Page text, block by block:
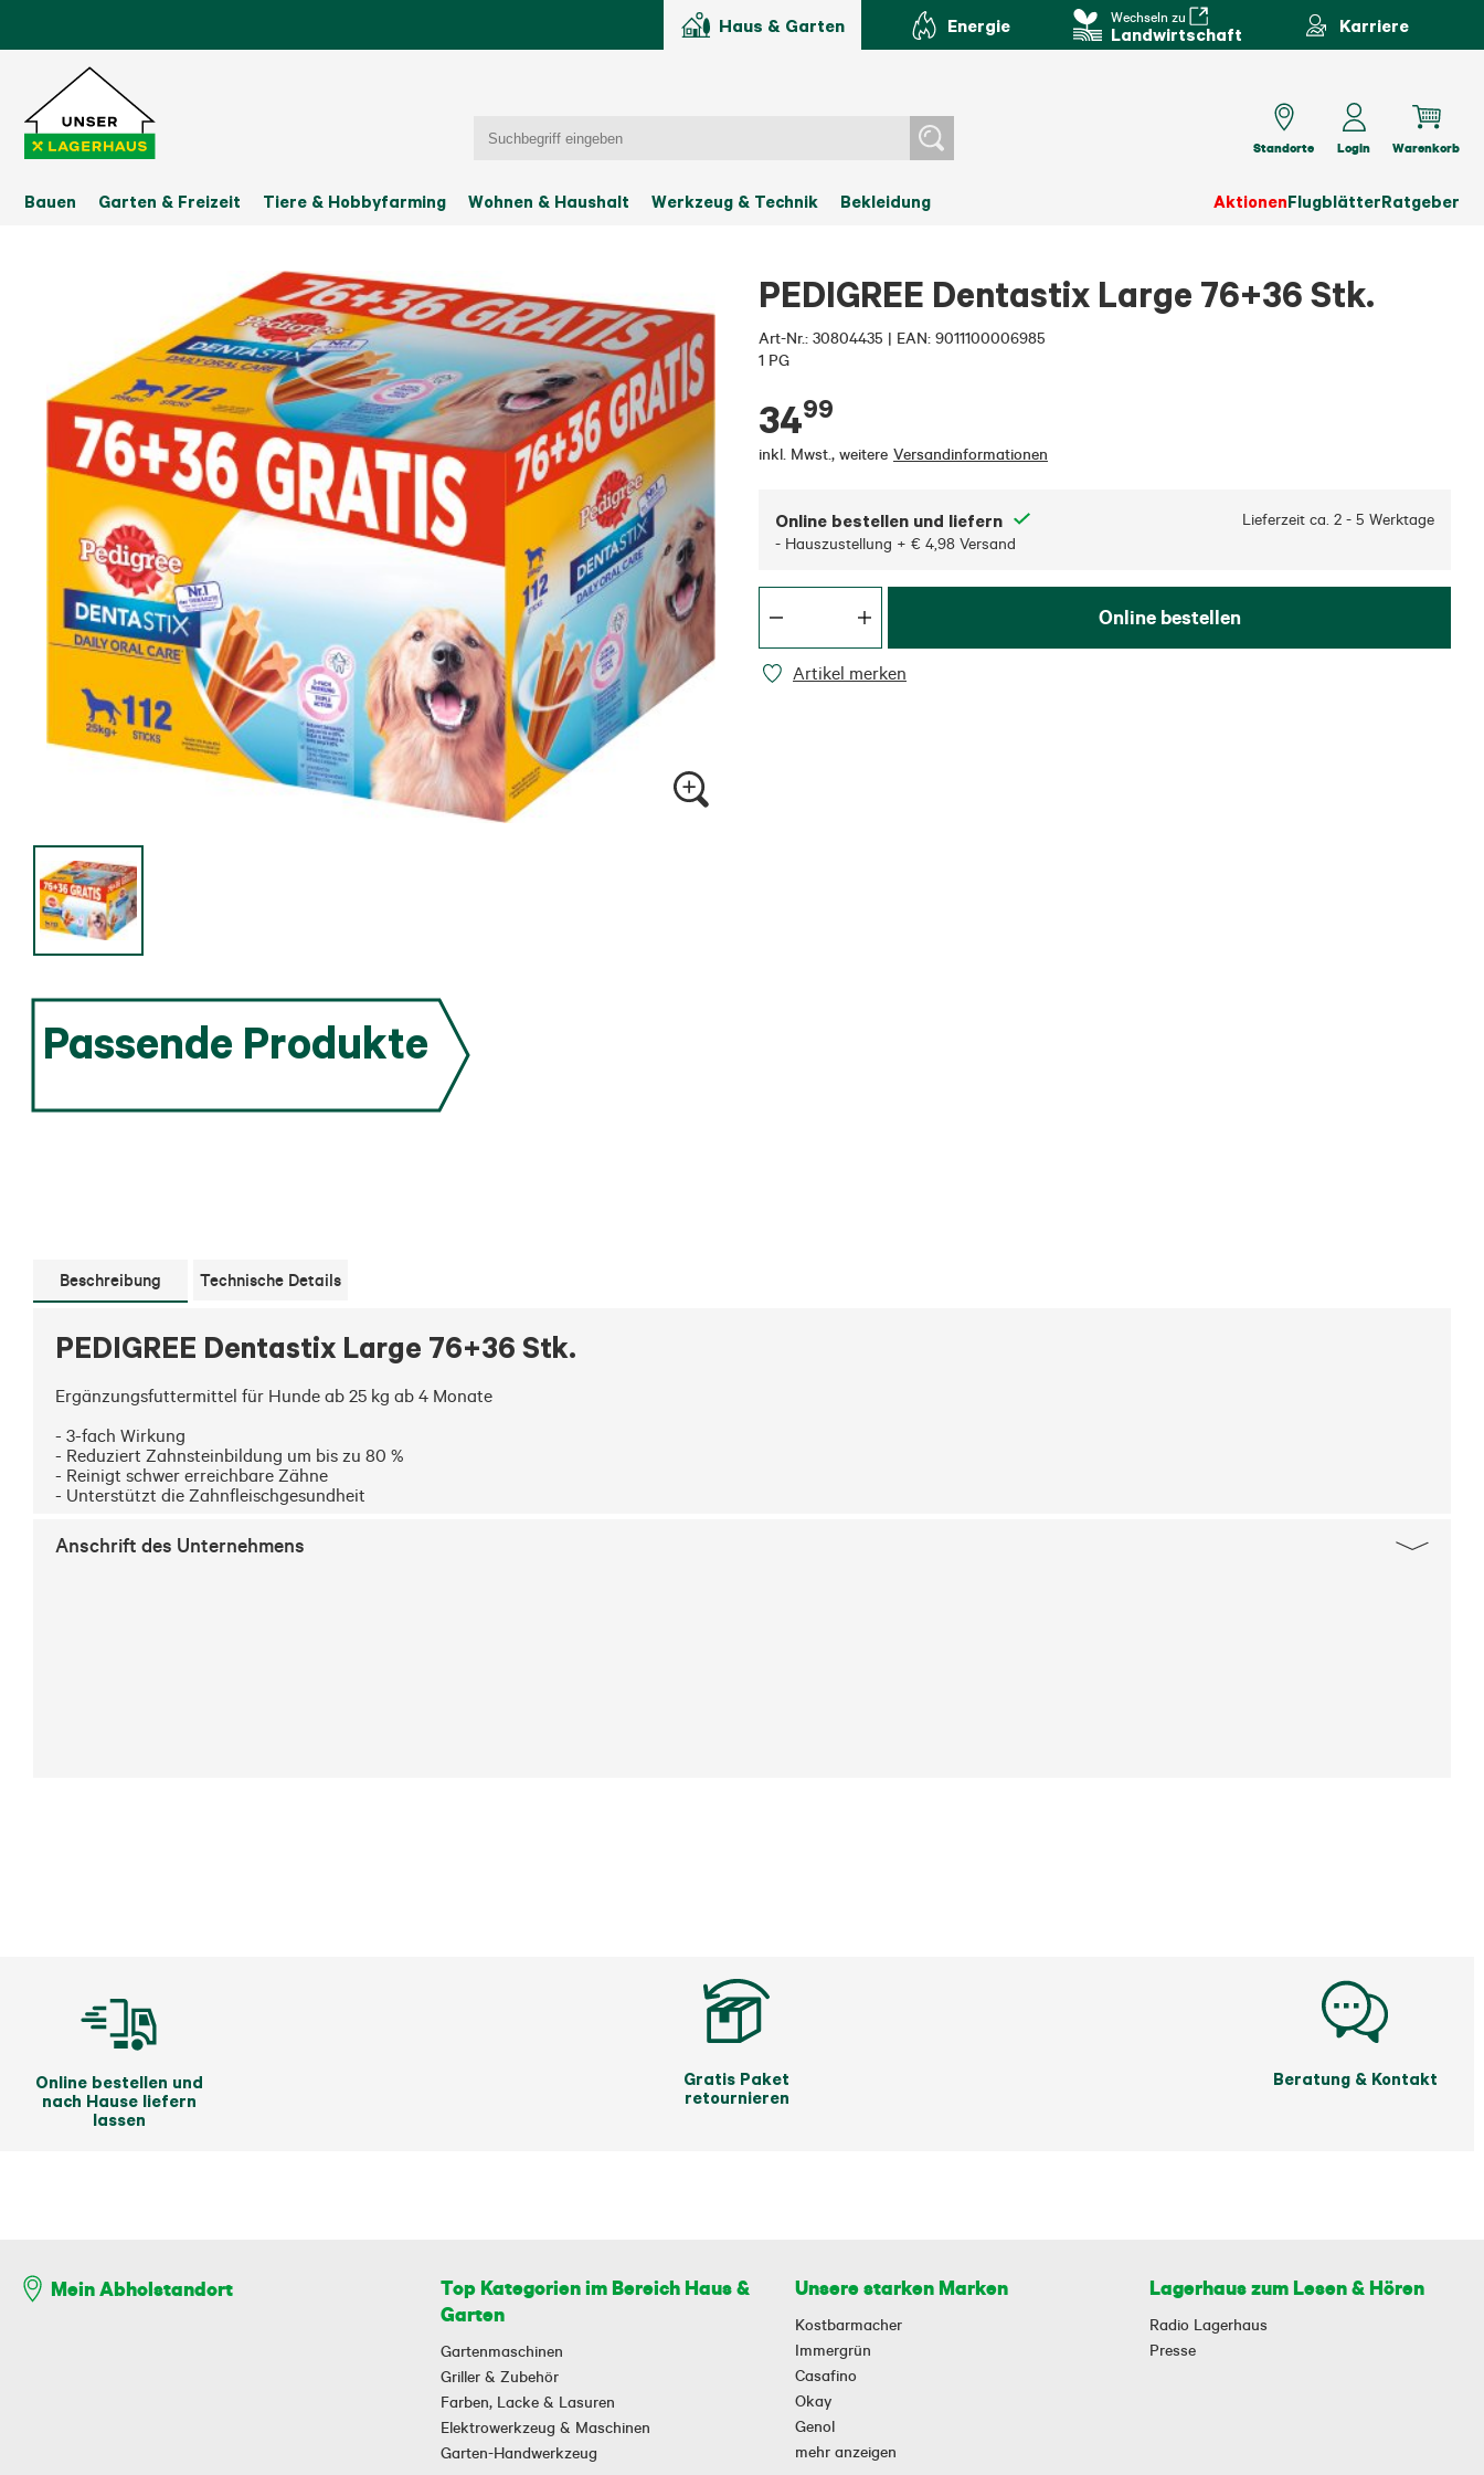
Haus & Garten Energie Wechseln zu
Landwirtschaft Karriere
Bauen Garten & Freizeit Tiere & Hobbyfarming Wohnen & Haushalt Werkzeug & Technik Bekleidung AktionenFlugblätterRatgeber
Standorte Login Warenkorb
PEDIGREE Dentastix Large 76+36 Stk.
Art-Nr.: 30804435 | EAN: 9011100006985
1 PG
3499
inkl. Mwst., weitere Versandinformationen
Online bestellen und liefern Lieferzeit ca. 2 - 5 Werktage
- Hauszustellung + € 4,98 Versand
Online bestellen
Artikel merken
Passende Produkte
Beschreibung Technische Details
PEDIGREE Dentastix Large 76+36 Stk.
Ergänzungsfuttermittel für Hunde ab 25 kg ab 4 Monate
- 3-fach Wirkung
- Reduziert Zahnsteinbildung um bis zu 80 %
- Reinigt schwer erreichbare Zähne
- Unterstützt die Zahnfleischgesundheit
Anschrift des Unternehmens
Online bestellen und
nach Hause liefern
lassen
Gratis Paket
retournieren
Beratung & Kontakt
Mein Abholstandort
Top Kategorien im Bereich Haus &
Garten
Gartenmaschinen
Griller & Zubehör
Farben, Lacke & Lasuren
Elektrowerkzeug & Maschinen
Garten-Handwerkzeug
Unsere starken Marken
Kostbarmacher
Immergrün
Casafino
Okay
Genol
mehr anzeigen
Lagerhaus zum Lesen & Hören
Radio Lagerhaus
Presse